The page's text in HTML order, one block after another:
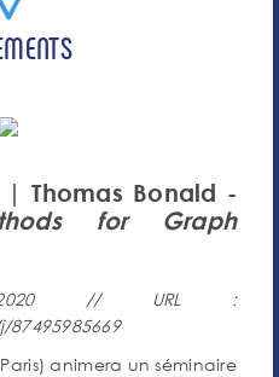
| Thomas Bonald -
for Graph
2020 // URL :
animera un séminaire